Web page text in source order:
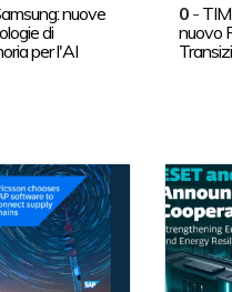
nuove
di
per l'AI
0-
nuovo